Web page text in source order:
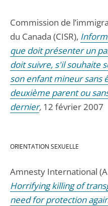
Commission de
du Canada (CISR),
que doit présenter un
doit suivre, s'il souhaite
son enfant mineur sans
deuxième parent ou
dernier, 12 février 2007
ORIENTATION SEXUELLE
Amnesty International
Horrifying killing of
need for protection